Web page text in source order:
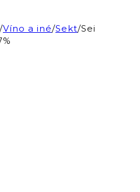
/Víno a iné/Sekt/Sei